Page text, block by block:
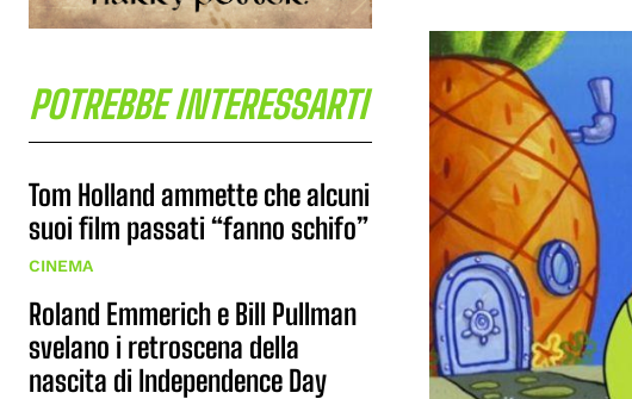
POTREBBE INTERESSARTI
Tom Holland ammette che alcuni
suoi film passati “fanno schifo”
CINEMA
Roland Emmerich e Bill Pullman
svelano i retroscena della
nascita di Independence Day